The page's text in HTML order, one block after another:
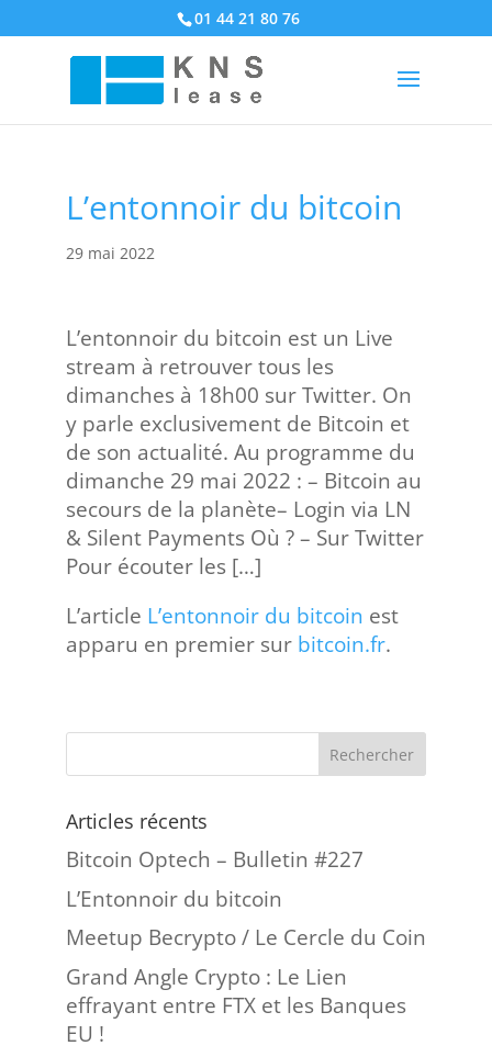
01 44 21 80 76
L’entonnoir du bitcoin
29 mai 2022
L’entonnoir du bitcoin est un Live
stream à retrouver tous les
dimanches à 18h00 sur Twitter. On
y parle exclusivement de Bitcoin et
de son actualité. Au programme du
dimanche 29 mai 2022 : – Bitcoin au
secours de la planète– Login via LN
& Silent Payments Où ? – Sur Twitter
Pour écouter les […]
L’article L’entonnoir du bitcoin est
apparu en premier sur bitcoin.fr.
Articles récents
Bitcoin Optech – Bulletin #227
L’Entonnoir du bitcoin
Meetup Becrypto / Le Cercle du Coin
Grand Angle Crypto : Le Lien
effrayant entre FTX et les Banques
EU !